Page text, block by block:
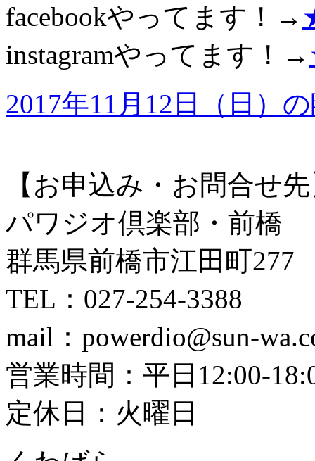
facebookやってます！→
instagramやってます！→
2017年11月12日（日）
【お申込み・お問合せ
パワジオ倶楽部・前橋
群馬県前橋市江田町277
TEL：027-254-3388
mail：powerdio@sun-
営業時間：平日12:00-
定休日：火曜日